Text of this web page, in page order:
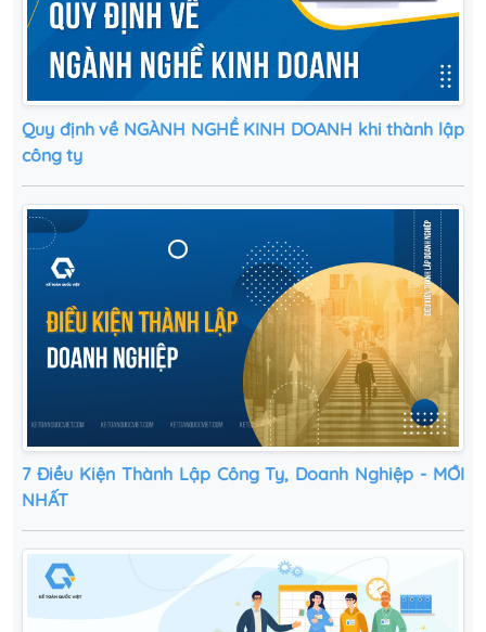
Quy định về NGÀNH NGHỀ KINH DOANH khi thành lập
công ty
7 Điều Kiện Thành Lập Công Ty, Doanh Nghiệp - MỚI
NHẤT